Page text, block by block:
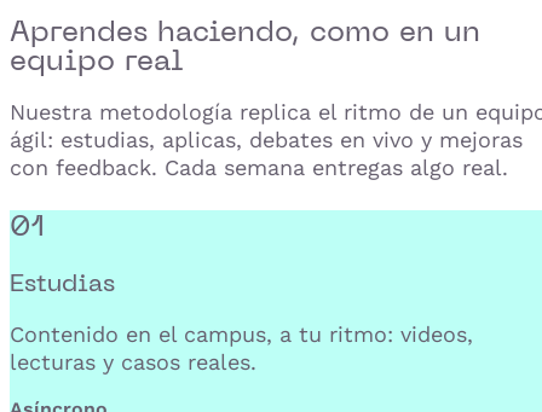
Aprendes haciendo, como en un
equipo real
Nuestra metodología replica el ritmo de un
ágil: estudias, aplicas, debates en vivo y mejoras
con feedback. Cada semana entregas algo real.
01
Estudias
Contenido en el campus, a tu ritmo: videos,
lecturas y casos reales.